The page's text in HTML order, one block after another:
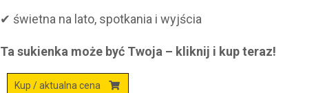
✔ świetna na lato, spotkania i wyjścia
Ta sukienka może być Twoja – kliknij i kup teraz!
Kup / aktualna cena